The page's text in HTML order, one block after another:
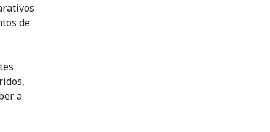
de
a